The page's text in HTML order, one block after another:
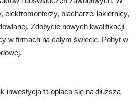
elektromonterzy, blacharze, lakiernicy,
Zdobycie nowych kwalifikacji
w firmach na całym świecie. Pobyt w
ta opłaca się na dłuższą